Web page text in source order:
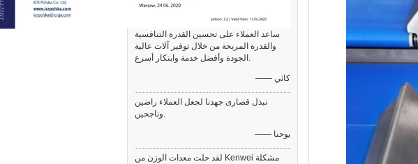
ساعد العملاء على تحسين القدرة التنافسية
والقدرة المربحة من خلال توفير آلات عالية
الجودة وأفضل خدمة وابتكار أسرع.
—— كاثي
نبذل قصارى جهدنا لجعل العملاء راضين
وناجحين.
—— يوحنا
لقد حلت معدات الوزن من Kenwei مشكلة